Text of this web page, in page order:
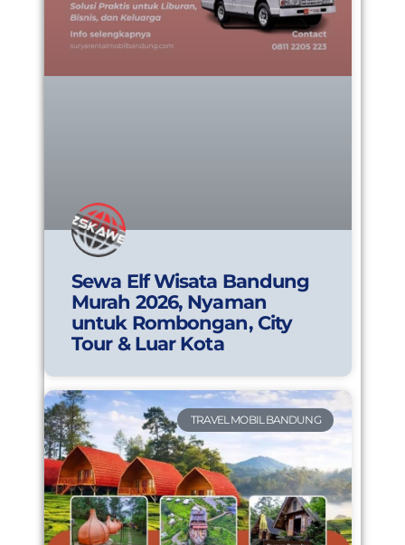
Sewa Elf Wisata Bandung
Murah 2026, Nyaman
untuk Rombongan, City
Tour & Luar Kota
TRAVEL MOBIL BANDUNG